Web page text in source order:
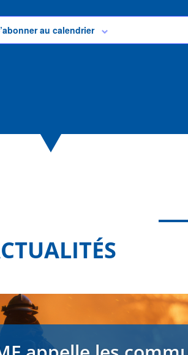
au calendrier